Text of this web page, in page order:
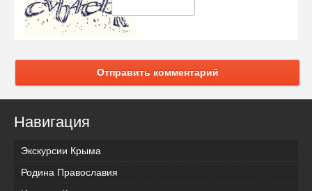
Отправить комментарий
Навигация
Экскурсии Крыма
Родина Православия